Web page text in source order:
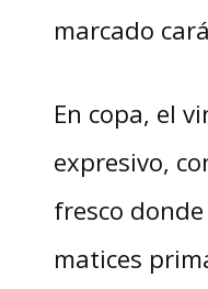
marcado
En copa, el
expresivo,
fresco
matices